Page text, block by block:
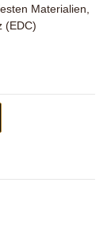
Materialien,
(EDC)